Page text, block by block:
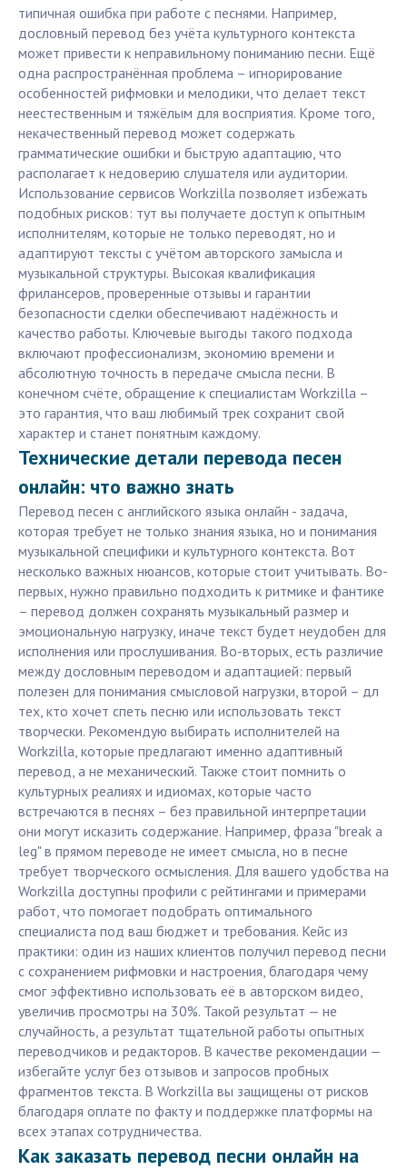
типичная ошибка при работе с песнями. Например,
дословный перевод без учёта культурного контекста
может привести к неправильному пониманию песни. Ещё
одна распространённая проблема – игнорирование
особенностей рифмовки и мелодики, что делает текст
неестественным и тяжёлым для восприятия. Кроме того,
некачественный перевод может содержать
грамматические ошибки и быструю адаптацию, что
располагает к недоверию слушателя или аудитории.
Использование сервисов Workzilla позволяет избежать
подобных рисков: тут вы получаете доступ к опытным
исполнителям, которые не только переводят, но и
адаптируют тексты с учётом авторского замысла и
музыкальной структуры. Высокая квалификация
фрилансеров, проверенные отзывы и гарантии
безопасности сделки обеспечивают надёжность и
качество работы. Ключевые выгоды такого подхода
включают профессионализм, экономию времени и
абсолютную точность в передаче смысла песни. В
конечном счёте, обращение к специалистам Workzilla –
это гарантия, что ваш любимый трек сохранит свой
характер и станет понятным каждому.
Технические детали перевода песен
онлайн: что важно знать
Перевод песен с английского языка онлайн - задача,
которая требует не только знания языка, но и понимания
музыкальной специфики и культурного контекста. Вот
несколько важных нюансов, которые стоит учитывать. Во-
первых, нужно правильно подходить к ритмике и фантике
– перевод должен сохранять музыкальный размер и
эмоциональную нагрузку, иначе текст будет неудобен для
исполнения или прослушивания. Во-вторых, есть различие
между дословным переводом и адаптацией: первый
полезен для понимания смысловой нагрузки, второй – дл
тех, кто хочет спеть песню или использовать текст
творчески. Рекомендую выбирать исполнителей на
Workzilla, которые предлагают именно адаптивный
перевод, а не механический. Также стоит помнить о
культурных реалиях и идиомах, которые часто
встречаются в песнях – без правильной интерпретации
они могут исказить содержание. Например, фраза "break a
leg" в прямом переводе не имеет смысла, но в песне
требует творческого осмысления. Для вашего удобства на
Workzilla доступны профили с рейтингами и примерами
работ, что помогает подобрать оптимального
специалиста под ваш бюджет и требования. Кейс из
практики: один из наших клиентов получил перевод песни
с сохранением рифмовки и настроения, благодаря чему
смог эффективно использовать её в авторском видео,
увеличив просмотры на 30%. Такой результат — не
случайность, а результат тщательной работы опытных
переводчиков и редакторов. В качестве рекомендации —
избегайте услуг без отзывов и запросов пробных
фрагментов текста. В Workzilla вы защищены от рисков
благодаря оплате по факту и поддержке платформы на
всех этапах сотрудничества.
Как заказать перевод песни онлайн на